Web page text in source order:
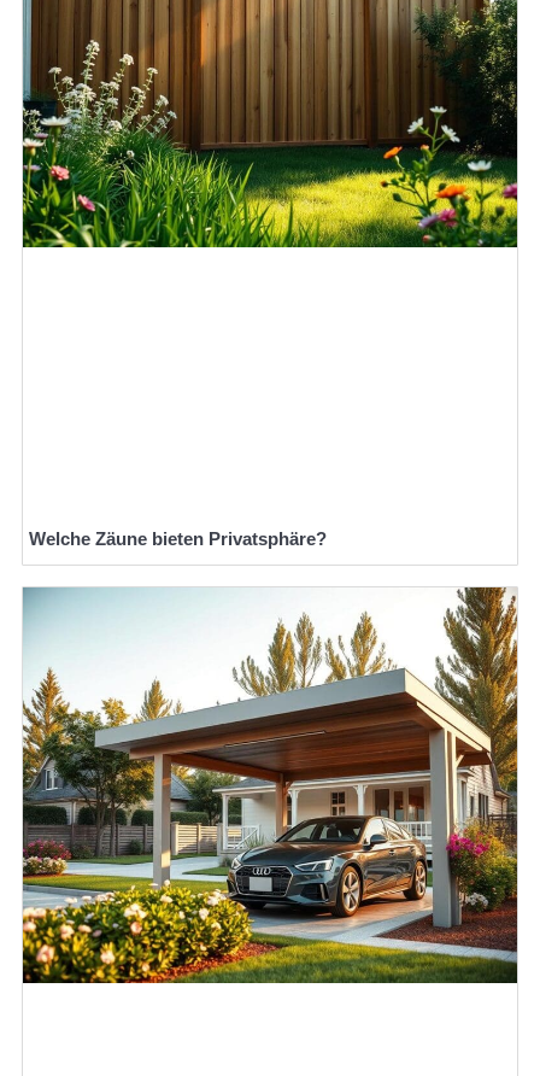
Welche Zäune bieten Privatsphäre?